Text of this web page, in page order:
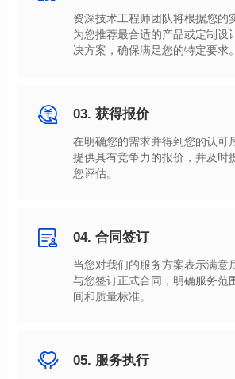
决方案，确保满足您的特定要求。
03. 获得报价
您评估。
04. 合同签订
间和质量标准。
05. 服务执行